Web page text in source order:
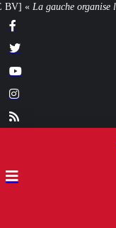
[VOTRE AVIS] Yaël